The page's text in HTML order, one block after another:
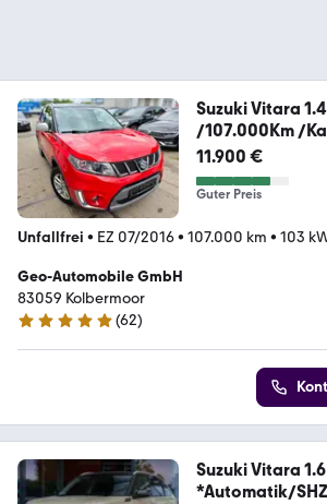
Suzuki Vitara
/107.000Km /
11.900 €
Guter Preis
Unfallfrei • EZ 07/2016• 107.000 km • 103
Geo-Automobile GmbH
83059 Kolbermoor
5 Sterne
(62)
Suzuki Vitara
*Automatik/